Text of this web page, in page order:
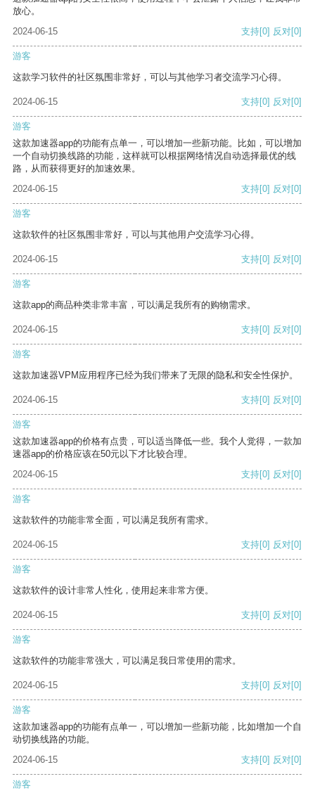
放心。
2024-06-15
支持[0] 反对[0]
游客
这款学习软件的社区氛围非常好，可以与其他学习者交流学习心得。
2024-06-15 支持[0] 反对[0]
游客
这款加速器app的功能有点单一，可以增加一些新功能。比如，可以增加
一个自动切换线路的功能，这样就可以根据网络情况自动选择最优的线
路，从而获得更好的加速效果。
2024-06-15
支持[0] 反对[0]
游客
这款软件的社区氛围非常好，可以与其他用户交流学习心得。
2024-06-15 支持[0] 反对[0]
游客
这款app的商品种类非常丰富，可以满足我所有的购物需求。
2024-06-15 支持[0] 反对[0]
游客
这款加速器VPM应用程序已经为我们带来了无限的隐私和安全性保护。
2024-06-15 支持[0] 反对[0]
游客
这款加速器app的价格有点贵，可以适当降低一些。我个人觉得，一款加
速器app的价格应该在50元以下才比较合理。
2024-06-15
支持[0] 反对[0]
游客
这款软件的功能非常全面，可以满足我所有需求。
2024-06-15 支持[0] 反对[0]
游客
这款软件的设计非常人性化，使用起来非常方便。
2024-06-15 支持[0] 反对[0]
游客
这款软件的功能非常强大，可以满足我日常使用的需求。
2024-06-15 支持[0] 反对[0]
游客
这款加速器app的功能有点单一，可以增加一些新功能，比如增加一个自
动切换线路的功能。
2024-06-15
支持[0] 反对[0]
游客